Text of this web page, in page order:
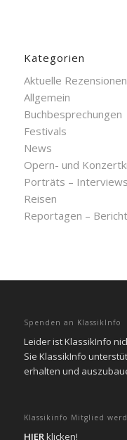
Kategorien
Aktuelle
Allgemein
Buchbesprechungen
Festivals
News
Opern- und
Porträts – Interviews
Reisen
Reportagen –
Spenden an KlassikInfo
Leider ist KlassikInfo
Sie KlassikInfo
erhalten und
Klassikinfo Mitglied
HIERklicken!